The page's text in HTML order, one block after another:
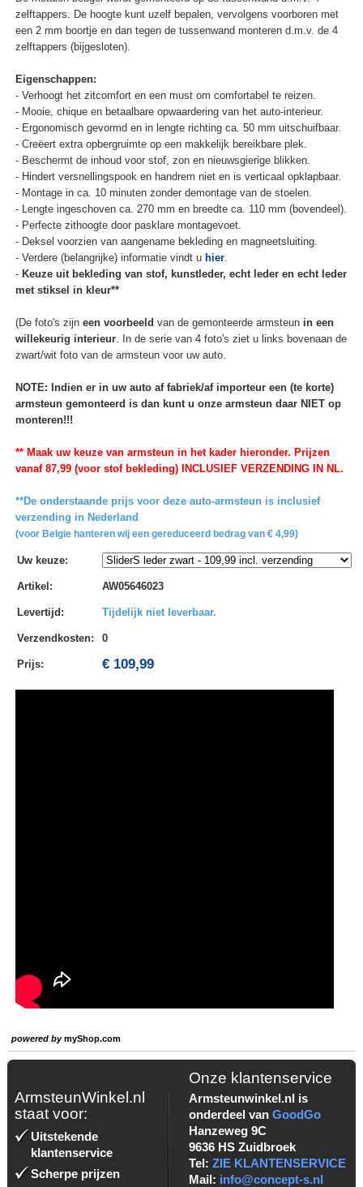
zelftappers. De hoogte kunt uzelf bepalen, vervolgens voorboren met
een 2 mm boortje en dan tegen de tussenwand monteren d.m.v. de 4
zelftappers (bijgesloten).
Eigenschappen:
- Verhoogt het zitcomfort en een must om comfortabel te reizen.
- Mooie, chique en betaalbare opwaardering van het auto-interieur.
- Ergonomisch gevormd en in lengte richting ca. 50 mm uitschuifbaar.
- Creëert extra opbergruimte op een makkelijk bereikbare plek.
- Beschermt de inhoud voor stof, zon en nieuwsgierige blikken.
- Hindert versnellingspook en handrem niet en is verticaal opklapbaar.
- Montage in ca. 10 minuten zonder demontage van de stoelen.
- Lengte ingeschoven ca. 270 mm en breedte ca. 110 mm (bovendeel).
- Perfecte zithoogte door pasklare montagevoet.
- Deksel voorzien van aangename bekleding en magneetsluiting.
- Verdere (belangrijke) informatie vindt u hier.
- Keuze uit bekleding van stof, kunstleder, echt leder en echt leder
met stiksel in kleur**
(De foto's zijn een voorbeeld van de gemonteerde armsteun in een
willekeurig interieur. In de serie van 4 foto's ziet u links bovenaan de
zwart/wit foto van de armsteun voor uw auto.
NOTE: Indien er in uw auto af fabriek/af importeur een (te korte)
armsteun gemonteerd is dan kunt u onze armsteun daar NIET op
monteren!!!
** Maak uw keuze van armsteun in het kader hieronder. Prijzen
vanaf 87,99 (voor stof bekleding) INCLUSIEF VERZENDING IN NL.
**De onderstaande prijs voor deze auto-armsteun is inclusief
verzending in Nederland
(voor Belgie hanteren wij een gereduceerd bedrag van € 4,99)
Uw keuze:
Artikel : AW05646023
Levertijd : Tijdelijk niet leverbaar.
Verzendkosten: 0
Prijs: € 109,99
powered bymyShop.com
ArmsteunWinkel.nl
staat voor:
Uitstekende
klantenservice
Scherpe prijzen
Onze klantenservice
Armsteunwinkel.nl is
onderdeel van GoodGo
Hanzeweg 9C
9636 HS Zuidbroek
Tel: ZIE KLANTENSERVICE
Mail: info@concept-s.nl